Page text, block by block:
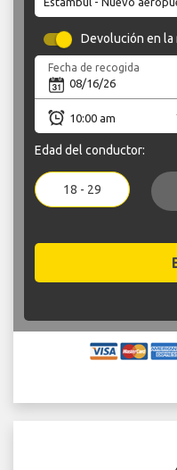
Devolución en la
Fecha de recogida
Edad del conductor:
18 - 29